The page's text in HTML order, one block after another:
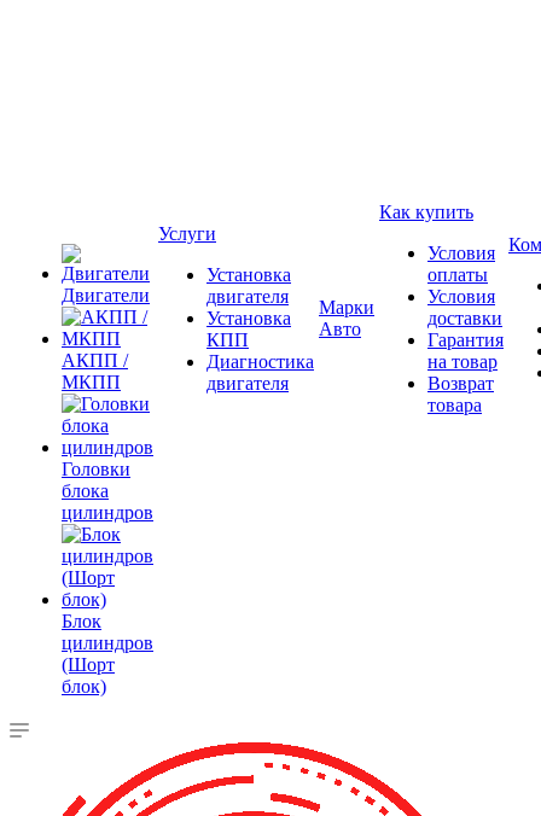
Двигатели
АКПП /
МКПП
Головки
блока
цилиндров
Блок
цилиндров
(Шорт
блок)
Услуги
Установка
двигателя
Установка
КПП
Диагностика
двигателя
Марки
Авто
Как купить
Условия
оплаты
Условия
доставки
Гарантия
на товар
Возврат
товара